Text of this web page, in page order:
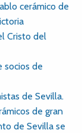
cerámico de
Cristo del
socios de
de Sevilla.
de gran
de Sevilla se